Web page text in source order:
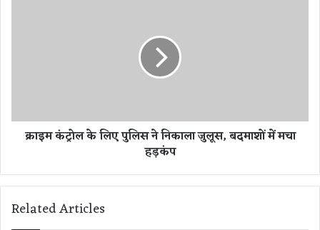
म्स
था
ए
का
क्राइम कंट्रोल के लिए पुलिस ने निकाला जुलूस, बदमाशों में मचा
हड़कंप
Related Articles